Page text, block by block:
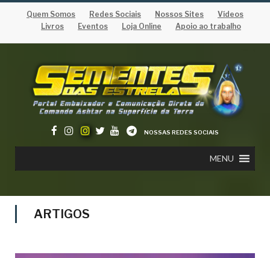
Quem Somos Redes Sociais Nossos Sites
Vídeos
Livros
Eventos Loja Online Apoio ao trabalho
NOSSAS REDES SOCIAIS
MENU
ARTIGOS